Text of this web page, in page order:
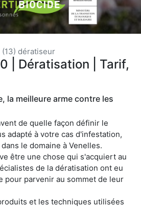
(13) dératiseur
| Dératisation | Tarif,
la meilleure arme contre les
de quelle façon définir le
adapté à votre cas d'infestation,
le domaine à Venelles.
être une chose qui s'acquiert au
de la dératisation ont eu
pour parvenir au sommet de leur
et les techniques utilisées